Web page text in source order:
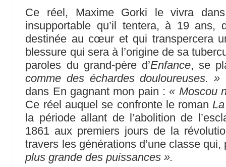
Ce réel, Maxime Gorki le vivra
insupportable qu’il tentera, à 19 ans,
destinée au cœur et qui transpercera
blessure qui sera à l’origine de sa
paroles du grand-père d’Enfance, se
comme des échardes douloureuses. »
dans En gagnant mon pain : « Moscou
Ce réel auquel se confronte le roman
la période allant de l’abolition de
1861 aux premiers jours de la
travers les générations d’une classe
plus grande des puissances ».